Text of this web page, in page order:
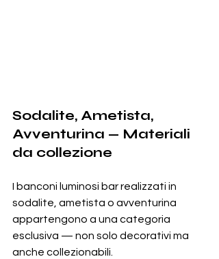
Sodalite, Ametista,
Avventurina — Materiali
da collezione
I banconi luminosi bar realizzati in
sodalite, ametista o avventurina
appartengono a una categoria
esclusiva — non solo decorativi ma
anche collezionabili.